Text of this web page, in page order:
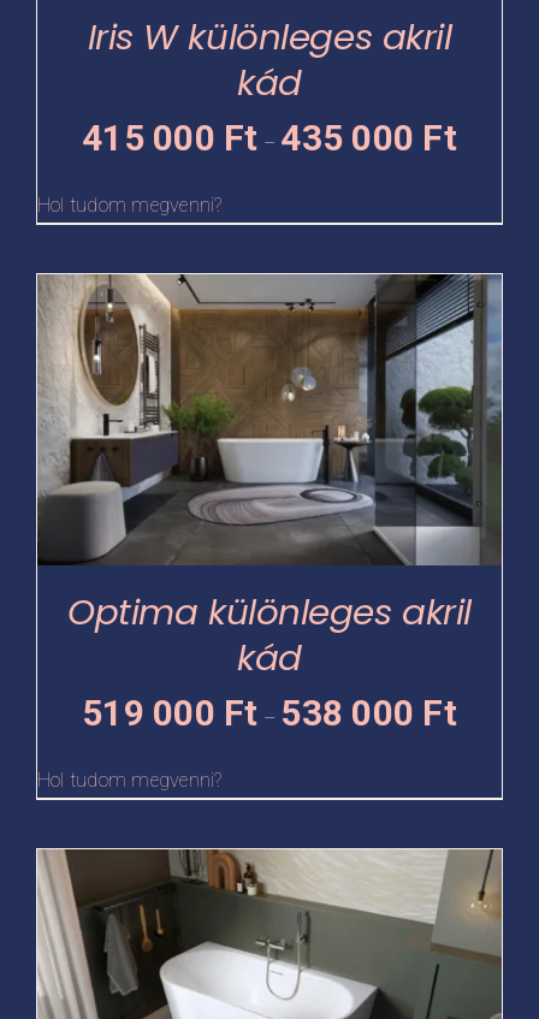
Iris W különleges akril
kád
415 000 Ft – 435 000 Ft415
-
000 Ft
Hol tudom megvenni?
termékoldalon
választhatók
Optima különleges akril
kád
519 000 Ft – 538 000 Ft519
-
000 Ft
Hol tudom megvenni?
Ennek
a
terméknek
több
variációja
van.
A
változatok
a
termékoldalon
választhatók
Ennek
a
terméknek
több
variációja